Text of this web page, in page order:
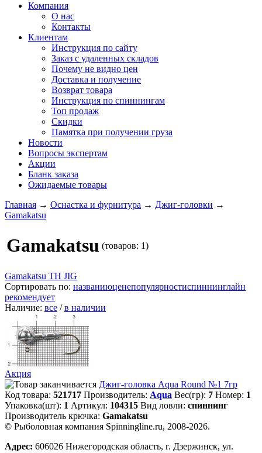
Компания
О нас
Контакты
Клиентам
Инструкция по сайту
Заказ с удаленных складов
Почему не видно цен
Доставка и получение
Возврат товара
Инструкция по спиннингам
Топ продаж
Скидки
Памятка при получении груза
Новости
Вопросы экспертам
Акции
Бланк заказа
Ожидаемые товары
Главная → Оснастка и фурнитура → Джиг-головки →
Gamakatsu
Gamakatsu (товаров: 1)
Gamakatsu TH JIG
Сортировать по: названиюценепопулярностиспиннинглайн
рекомендует
Наличие: все /в наличии
Акция
Джиг-головка Aqua Round №1 7гр
Код товара: 521717 Производитель: Aqua Вес(гр): 7 Номер: 1
Упаковка(шт): 1 Артикул: 104315 Вид ловли: спиннинг
Производитель крючка: Gamakatsu
© Рыболовная компания Spinningline.ru, 2008-2026.
Адрес: 606026 Нижегородская область, г. Дзержинск, ул.